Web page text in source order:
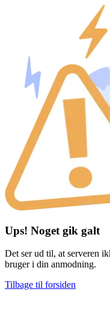
Ups! Noget gik galt
Det ser ud til, at serveren
bruger i din anmodning.
Tilbage til forsiden